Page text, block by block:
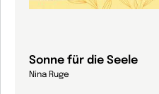
Sonne für die Seele
Nina Ruge